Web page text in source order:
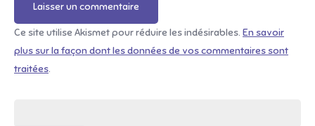
Ce site utilise Akismet pour réduire les indésirables. En savoir
plus sur la façon dont les données de vos commentaires sont
traitées.